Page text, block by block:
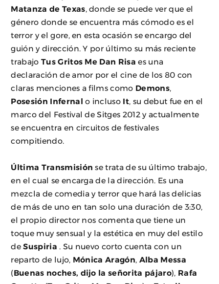
Matanza de Texas , donde se puede ver que el
género donde se encuentra más cómodo es el
terror y el gore, en esta ocasión se encargo del
guión y dirección. Y por último su más reciente
trabajo Tus Gritos Me Dan Risa es una
declaración de amor por el cine de los 80 con
claras menciones a films como Demons,
Posesión Infernal o incluso It , su debut fue en el
marco del Festival de Sitges 2012 y actualmente
se encuentra en circuitos de festivales
compitiendo.
Última Transmisión se trata de su último trabajo,
en el cual se encarga de la dirección. Es una
mezcla de comedia y terror que hará las delicias
de más de uno en tan solo una duración de 3:30,
el propio director nos comenta que tiene un
toque muy sensual y la estética en muy del estilo
deSuspiria . Su nuevo corto cuenta con un
reparto de lujo, Mónica Aragón
Alba Messa
(Buenas noches, dijo la señorita pájaro), Rafa